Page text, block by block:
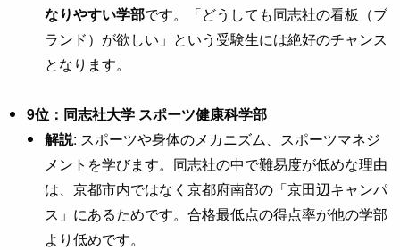
なりやすい学部です。「どうしても同志社の看板（ブ
ランド）が欲しい」という受験生には絶好のチャンス
となります。
9位：同志社大学 スポーツ健康科学部
解説: スポーツや身体のメカニズム、スポーツマネジ
メントを学びます。同志社の中で難易度が低めな理由
は、京都市内ではなく京都府南部の「京田辺キャンパ
ス」にあるためです。合格最低点の得点率が他の学部
より低めです。